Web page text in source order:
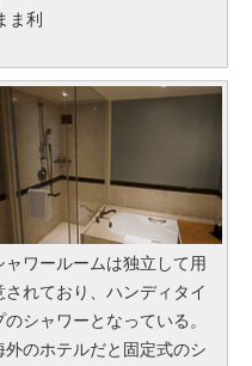
ま利
ャワールームは独立して用
されており、ハンディタイ
のシャワーとなっている。
外のホテルだと固定式のシ